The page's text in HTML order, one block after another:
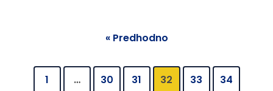
« Predhodno
1 … 30 31 32 33 34